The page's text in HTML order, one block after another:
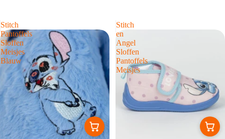
Stitch
Pantoffels
Sloffen
Meisjes
Blauw
Stitch
en
Angel
Sloffen
Pantoffels
Meisjes